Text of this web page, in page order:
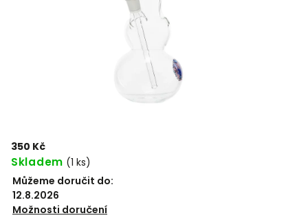
350 Kč
Skladem (1 ks)
Můžeme doručit do:
12.8.2026
Možnosti doručení